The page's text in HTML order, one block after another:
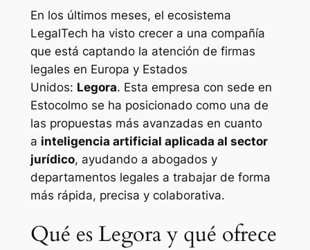
En los últimos meses, el ecosistema
LegalTech ha visto crecer a una compañía
que está captando la atención de firmas
legales en Europa y Estados
Unidos: Legora. Esta empresa con sede en
Estocolmo se ha posicionado como una de
las propuestas más avanzadas en cuanto
a inteligencia artificial aplicada al sector
jurídico, ayudando a abogados y
departamentos legales a trabajar de forma
más rápida, precisa y colaborativa.
Qué es Legora y qué ofrece